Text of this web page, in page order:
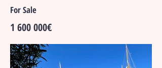
For Sale
1 600 000€